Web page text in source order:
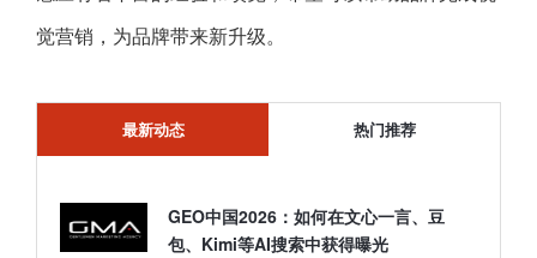
觉营销，为品牌带来新升级。
最新动态 热门推荐
GEO中国2026：如何在文心一言、豆
包、Kimi等AI搜索中获得曝光